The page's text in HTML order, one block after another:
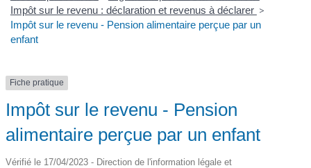
Impôt sur le revenu : déclaration et revenus à déclarer >
Impôt sur le revenu - Pension alimentaire perçue par un
enfant
Fiche pratique
Impôt sur le revenu - Pension
alimentaire perçue par un enfant
Vérifié le 17/04/2023 - Direction de l'information légale et